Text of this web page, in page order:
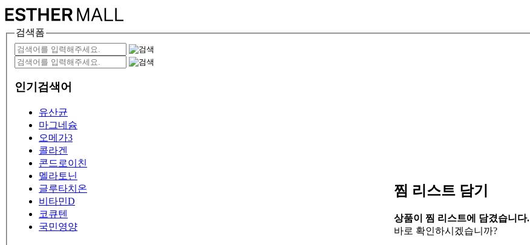
검색폼
인기검색어
유산균
마그네슘
오메가3
콜라겐
콘드로이친
멜라토닌
글루타치온
비타민D
코큐텐
국민영양
찜 리스트 담기
상품이 찜 리스트에 담겼습니다.
바로 확인하시겠습니까?